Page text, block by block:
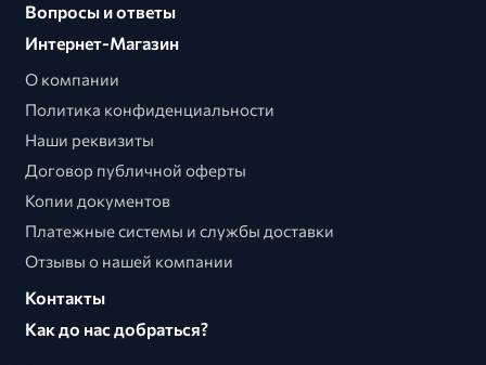
Вопросы и ответы
Интернет-Магазин
О компании
Политика конфиденциальности
Наши реквизиты
Договор публичной оферты
Копии документов
Платежные системы и службы доставки
Отзывы о нашей компании
Контакты
Как до нас добраться?